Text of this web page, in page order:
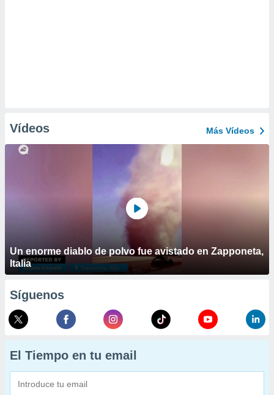
Vídeos Más Vídeos
Un enorme diablo de polvo fue avistado en Zapponeta,
Italia
Síguenos
El Tiempo en tu email